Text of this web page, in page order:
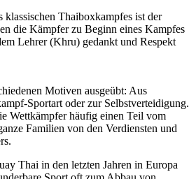
klassischen Thaiboxkampfes ist der
die Kämpfer zu Beginn eines Kampfes
Lehrer (Khru) gedankt und Respekt
Motiven ausgeübt: Aus
Sportart oder zur Selbstverteidigung.
Wettkämpfer häufig einen Teil vom
Familien von den Verdiensten und
Thai in den letzten Jahren in Europa